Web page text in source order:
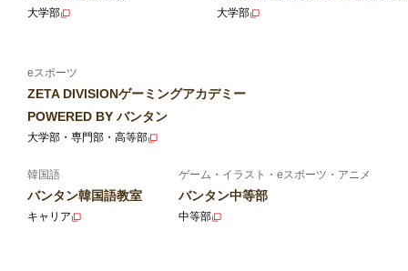
大学部 大学部
eスポーツ
ZETA DIVISIONゲーミングアカデミー
POWERED BY バンタン
大学部・専門部・高等部
韓国語
バンタン韓国語教室
キャリア
ゲーム・イラスト・eスポーツ・アニメ
バンタン中等部
中等部